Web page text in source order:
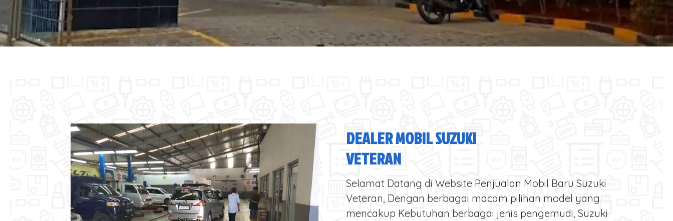
DEALER MOBIL SUZUKI
VETERAN
Selamat Datang di Website Penjualan Mobil Baru Suzuki
Veteran, Dengan berbagai macam pilihan model yang
mencakup Kebutuhan berbagai jenis pengemudi, Suzuki